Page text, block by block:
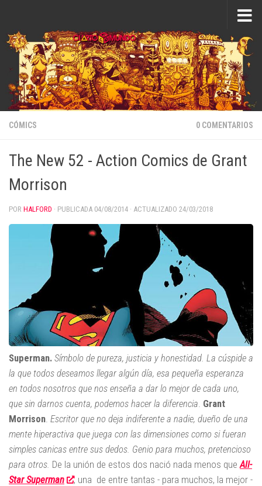
CÓMICS 0 COMENTARIOS
The New 52 - Action Comics de Grant
Morrison
POR HALFORD · PUBLICADA 04/08/2014 · ACTUALIZADO 24/03/2018
Superman. Símbolo de pureza, justicia y honestidad. La cúspide a
la que todos deseamos llegar algún día, esa pequeña esperanza
en todos nosotros que nos enseña a dar lo mejor de cada uno,
que sin darnos cuenta, podemos hacer la diferencia. Grant
Morrison. Escritor que no deja indiferente a nadie, dueño de una
mente hiperactiva que juega con las dimensiones como si fueran
simples canicas entre sus dedos. Genio para muchos, pretencioso
para otros. De la unión de estos dos nació nada menos queAll-
Star Superman
, una de entre tantas - para muchos, la mejor -